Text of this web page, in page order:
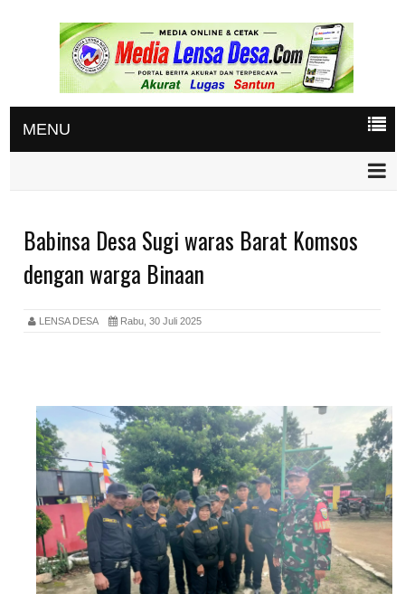
MENU
Babinsa Desa Sugi waras Barat Komsos
dengan warga Binaan
LENSA DESA Rabu, 30 Juli 2025